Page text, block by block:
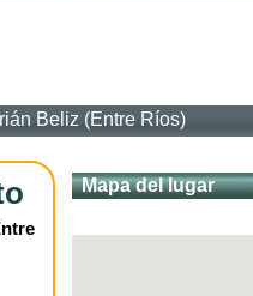
Beliz (Entre Ríos)
Mapa del lugar